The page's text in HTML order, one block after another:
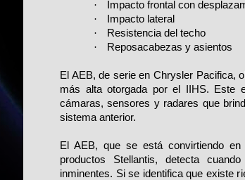
·
Impacto frontal con
·
Impacto lateral
·
Resistencia del techo
·
Reposacabezas y asientos
El AEB, de serie en Chrysler Pacifica,
más alta otorgada por el IIHS. Este
cámaras, sensores y radares que
sistema anterior.
El AEB, que se está convirtiendo
productos Stellantis, detecta
inminentes. Si se identifica que existe